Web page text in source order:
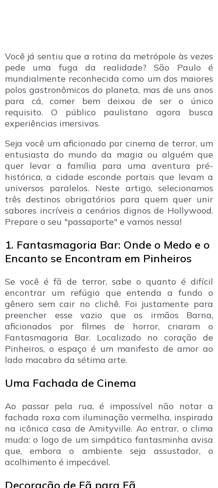
Você já sentiu que a rotina da metrópole às vezes
pede uma fuga da realidade? São Paulo é
mundialmente reconhecida como um dos maiores
polos gastronômicos do planeta, mas de uns anos
para cá, comer bem deixou de ser o único
requisito. O público paulistano agora busca
experiências imersivas.
Seja você um aficionado por cinema de terror, um
entusiasta do mundo da magia ou alguém que
quer levar a família para uma aventura pré-
histórica, a cidade esconde portais que levam a
universos paralelos. Neste artigo, selecionamos
três destinos obrigatórios para quem quer unir
sabores incríveis a cenários dignos de Hollywood.
Prepare o seu "passaporte" e vamos nessa!
1. Fantasmagoria Bar: Onde o Medo e o
Encanto se Encontram em Pinheiros
Se você é fã de terror, sabe o quanto é difícil
encontrar um refúgio que entenda a fundo o
gênero sem cair no clichê. Foi justamente para
preencher esse vazio que os irmãos Barna,
aficionados por filmes de horror, criaram o
Fantasmagoria Bar. Localizado no coração de
Pinheiros, o espaço é um manifesto de amor ao
lado macabro da sétima arte.
Uma Fachada de Cinema
Ao passar pela rua, é impossível não notar a
fachada roxa com iluminação vermelha, inspirada
na icônica casa de Amityville. Ao entrar, o clima
muda: o logo de um simpático fantasminha avisa
que, embora o ambiente seja assustador, o
acolhimento é impecável.
Decoração de Fã para Fã